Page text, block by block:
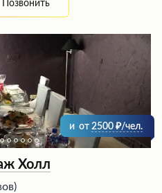
Опытный и внимательный
решат любые
Зал №2 Эрмитаж Холл
от
Позвонить
и от 2500 /чел.
Холл
)